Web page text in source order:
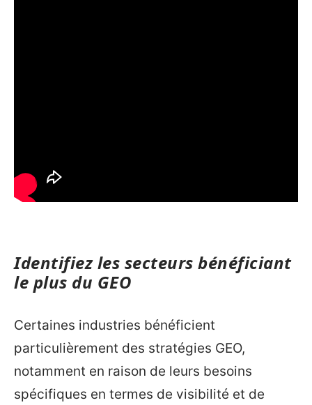
Identifiez les secteurs bénéficiant
le plus du GEO
Certaines industries bénéficient
particulièrement des stratégies GEO,
notamment en raison de leurs besoins
spécifiques en termes de visibilité et de